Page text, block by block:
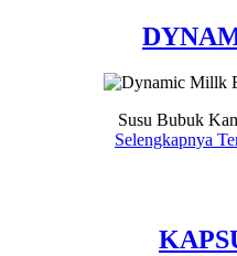
Susu Bubuk
Selengkapnya